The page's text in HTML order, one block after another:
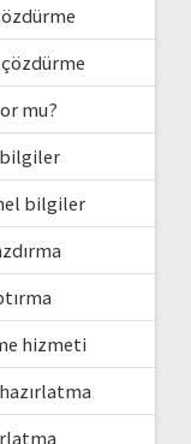
mu?
bilgiler
bilgiler
hizmeti